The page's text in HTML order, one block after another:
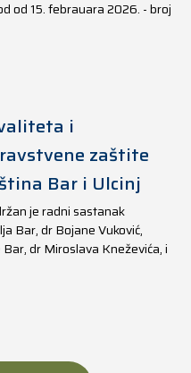
od 15. febrauara 2026. - broj
i
zaštite
Bar i Ulcinj
je radni sastanak
Bar, dr Bojane Vuković,
dr Miroslava Kneževića, i
Kreshnika Mustafe.